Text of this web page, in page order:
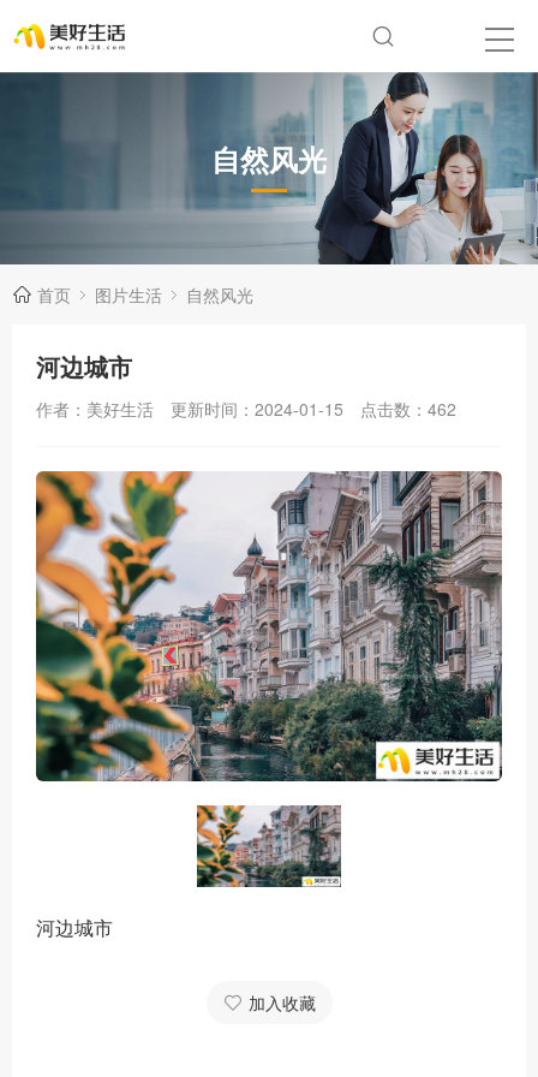
自然风光
首页 图片生活 自然风光
河边城市
作者：美好生活 更新时间：2024-01-15 点击数： 462
河边城市
加入收藏